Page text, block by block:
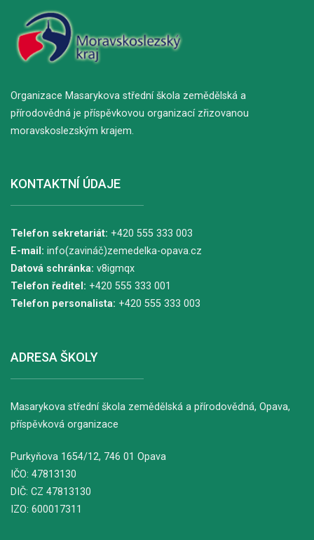
Organizace Masarykova střední škola zemědělská a
přírodovědná je příspěvkovou organizací zřizovanou
moravskoslezským krajem.
KONTAKTNÍ ÚDAJE
Telefon sekretariát: +420 555 333 003
E-mail: info(zavináč)zemedelka-opava.cz
Datová schránka: v8igmqx
Telefon ředitel: +420 555 333 001
Telefon personalista: +420 555 333 003
ADRESA ŠKOLY
Masarykova střední škola zemědělská a přírodovědná, Opava,
příspěvková organizace
Purkyňova 1654/12, 746 01 Opava
IČO: 47813130
DIČ: CZ 47813130
IZO: 600017311